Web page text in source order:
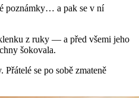
poznámky… a pak se v ní
z ruky — a před všemi jeho
šokovala.
se po sobě zmateně